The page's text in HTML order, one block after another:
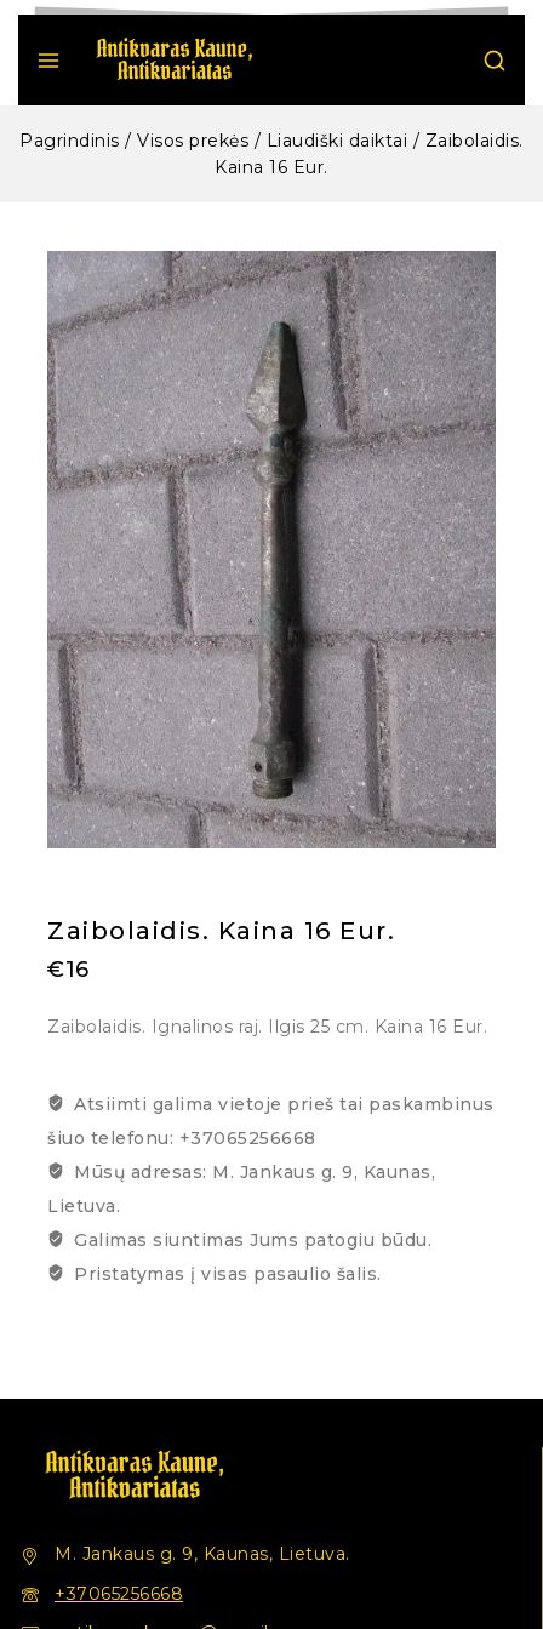
Pagrindinis / Visos prekės / Liaudiški daiktai / Zaibolaidis.
Kaina 16 Eur.
Zaibolaidis. Kaina 16 Eur.
€16
Zaibolaidis. Ignalinos raj. Ilgis 25 cm. Kaina 16 Eur.
Atsiimti galima vietoje prieš tai paskambinus
šiuo telefonu: +37065256668
Mūsų adresas: M. Jankaus g. 9, Kaunas,
Lietuva.
Galimas siuntimas Jums patogiu būdu.
Pristatymas į visas pasaulio šalis.
M. Jankaus g. 9, Kaunas, Lietuva.
+37065256668